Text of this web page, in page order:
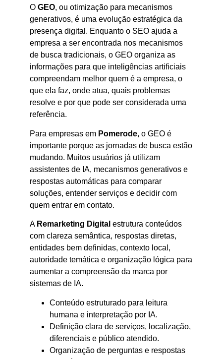
O GEO, ou otimização para mecanismos
generativos, é uma evolução estratégica da
presença digital. Enquanto o SEO ajuda a
empresa a ser encontrada nos mecanismos
de busca tradicionais, o GEO organiza as
informações para que inteligências artificiais
compreendam melhor quem é a empresa, o
que ela faz, onde atua, quais problemas
resolve e por que pode ser considerada uma
referência.
Para empresas em Pomerode, o GEO é
importante porque as jornadas de busca estão
mudando. Muitos usuários já utilizam
assistentes de IA, mecanismos generativos e
respostas automáticas para comparar
soluções, entender serviços e decidir com
quem entrar em contato.
A Remarketing Digital estrutura conteúdos
com clareza semântica, respostas diretas,
entidades bem definidas, contexto local,
autoridade temática e organização lógica para
aumentar a compreensão da marca por
sistemas de IA.
Conteúdo estruturado para leitura
humana e interpretação por IA.
Definição clara de serviços, localização,
diferenciais e público atendido.
Organização de perguntas e respostas